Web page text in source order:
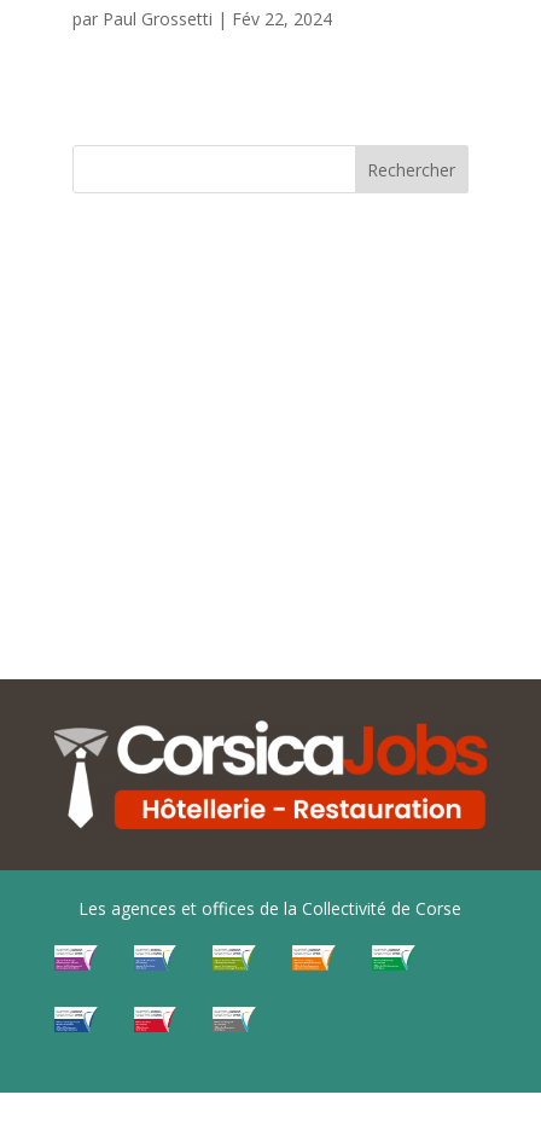
par Paul Grossetti | Fév 22, 2024
Rechercher
Les agences et offices de la Collectivité de Corse